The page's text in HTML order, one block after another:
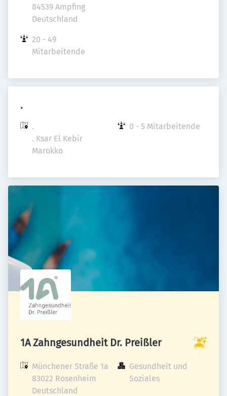
84539 Ampfing
Deutschland
20 - 49
Mitarbeitende
.
.
. Ksar El Kebir
Marokko
0 - 5 Mitarbeitende
1A Zahngesundheit Dr. Preißler
Münchener Straße 1a
83022 Rosenheim
Deutschland
Gesundheit und
Soziales